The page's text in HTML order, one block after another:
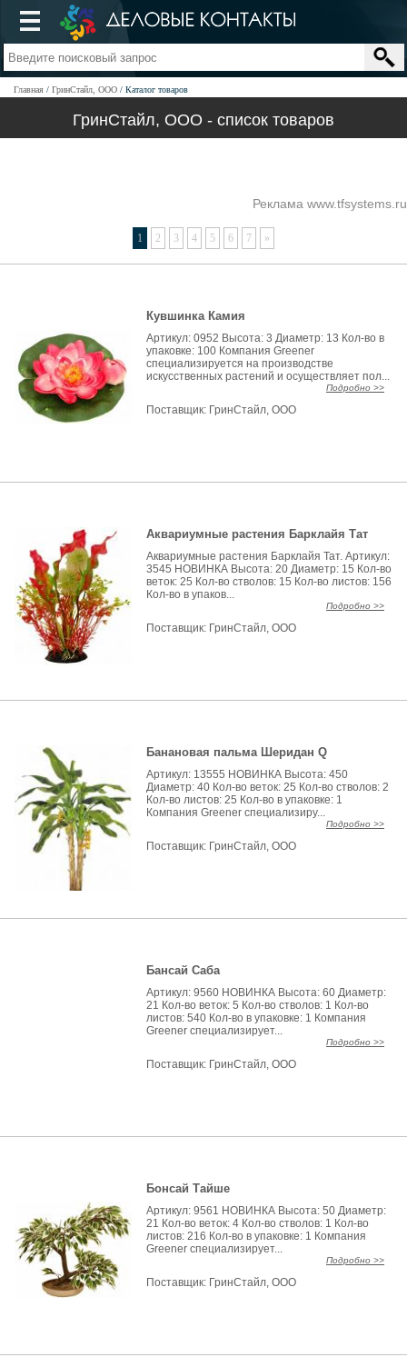
Главная ГринСтайл, ООО Каталог товаров
ГринСтайл, ООО - список товаров
Реклама www.tfsystems.ru
1 2 3 4 5 6 7 »
Кувшинка Камия
Артикул: 0952 Высота: 3 Диаметр: 13 Кол-во в
упаковке: 100 Компания Greener
специализируется на производстве
искусственных растений и осуществляет пол...
Подробно >>
Поставщик: ГринСтайл, ООО
Аквариумные растения Барклайя Тат
Аквариумные растения Барклайя Тат. Артикул:
3545 НОВИНКА Высота: 20 Диаметр: 15 Кол-во
веток: 25 Кол-во стволов: 15 Кол-во листов: 156
Кол-во в упаков...
Подробно >>
Поставщик: ГринСтайл, ООО
Банановая пальма Шеридан Q
Артикул: 13555 НОВИНКА Высота: 450
Диаметр: 40 Кол-во веток: 25 Кол-во стволов: 2
Кол-во листов: 25 Кол-во в упаковке: 1
Компания Greener специализиру...
Подробно >>
Поставщик: ГринСтайл, ООО
Бансай Саба
Артикул: 9560 НОВИНКА Высота: 60 Диаметр:
21 Кол-во веток: 5 Кол-во стволов: 1 Кол-во
листов: 540 Кол-во в упаковке: 1 Компания
Greener специализирует...
Подробно >>
Поставщик: ГринСтайл, ООО
Бонсай Тайше
Артикул: 9561 НОВИНКА Высота: 50 Диаметр:
21 Кол-во веток: 4 Кол-во стволов: 1 Кол-во
листов: 216 Кол-во в упаковке: 1 Компания
Greener специализирует...
Подробно >>
Поставщик: ГринСтайл, ООО